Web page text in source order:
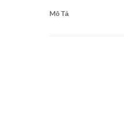
Mô Tả